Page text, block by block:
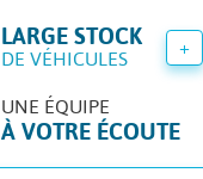
LARGE STOCK
DE VÉHICULES
+
UNE ÉQUIPE
À VOTRE ÉCOUTE